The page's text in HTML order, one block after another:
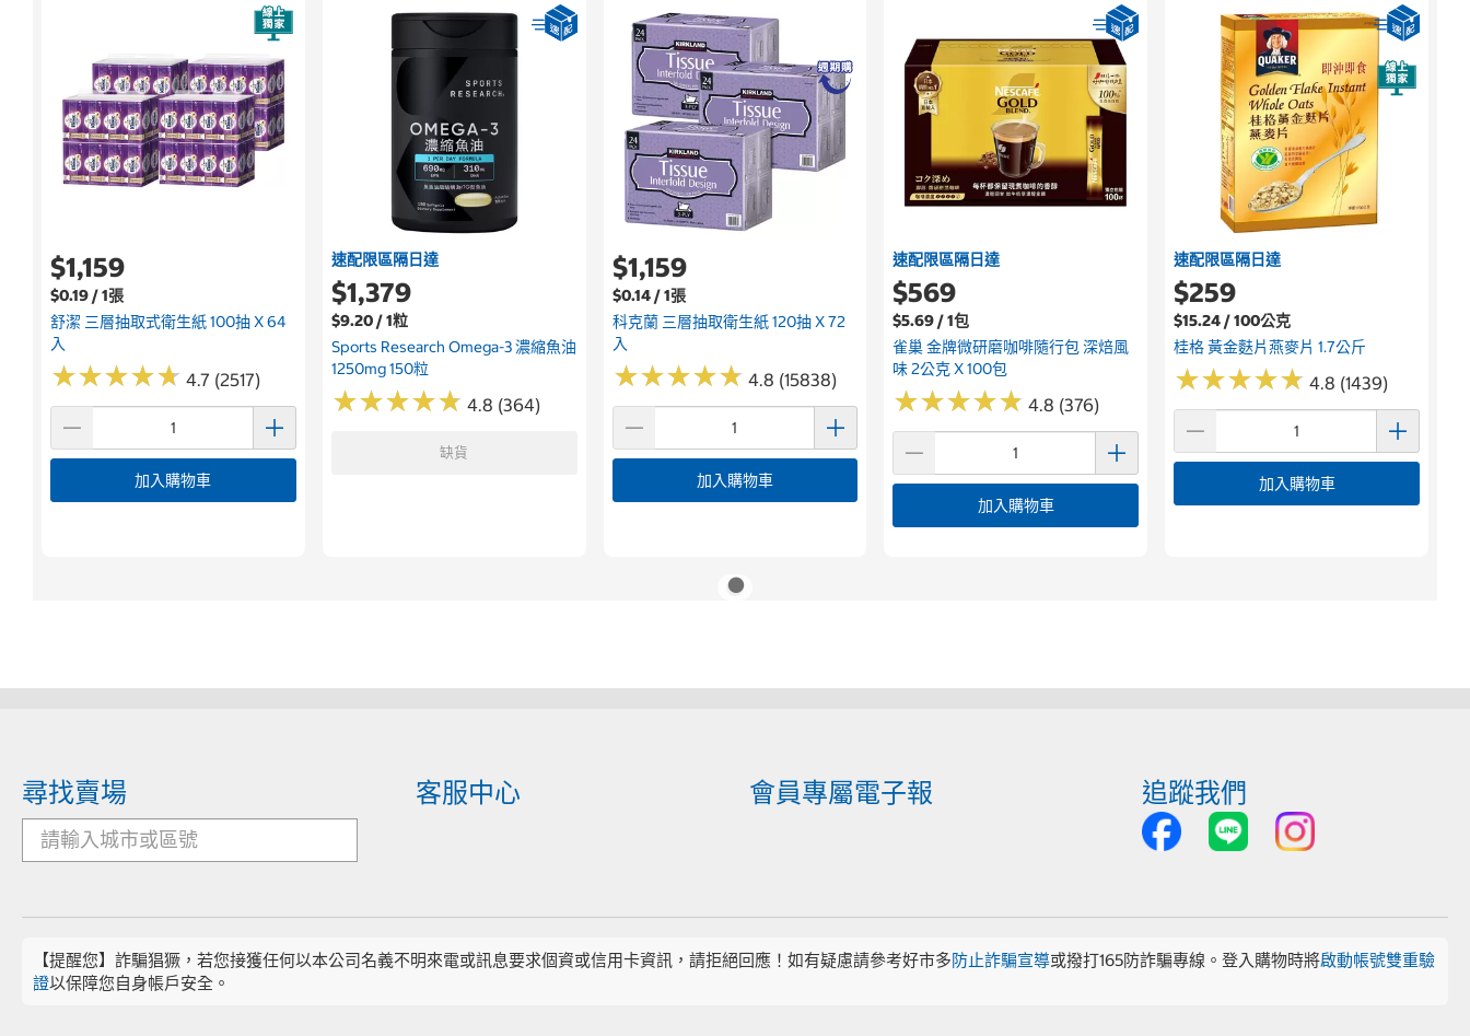
$1,159
$0.19 / 1張
舒潔 三層抽取式衛生紙 100抽 X 64
入
★★★★★
★★★★★ 4.7 (2517)
加入購物車
速配限區隔日達
$1,379
$9.20 / 1粒
Sports Research Omega-3 濃縮魚油
1250mg 150粒
★★★★★
★★★★★ 4.8 (364)
缺貨
$1,159
$0.14 / 1張
科克蘭 三層抽取衛生紙 120抽 X 72
入
★★★★★
★★★★★ 4.8 (15838)
加入購物車
速配限區隔日達
$569
$5.69 / 1包
雀巢 金牌微研磨咖啡隨行包 深焙風
味 2公克 X 100包
★★★★★
★★★★★ 4.8 (376)
加入購物車
速配限區隔日達
$259
$15.24 / 100公克
桂格 黃金麩片燕麥片 1.7公斤
★★★★★
★★★★★ 4.8 (1439)
加入購物車
尋找賣場 客服中心 會員專屬電子報 追蹤我們
【提醒您】詐騙猖獗，若您接獲任何以本公司名義不明來電或訊息要求個資或信用卡資訊，請拒絕回應！如有疑慮請參考好市多防止詐騙宣導或撥打165防詐騙專線。登入購物時將啟動帳號雙重驗
證以保障您自身帳戶安全。